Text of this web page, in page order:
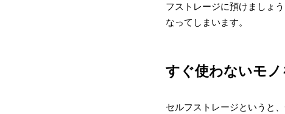
フストレージに預けましょ
なってしまいます。
すぐ使わないモ
セルフストレージというと